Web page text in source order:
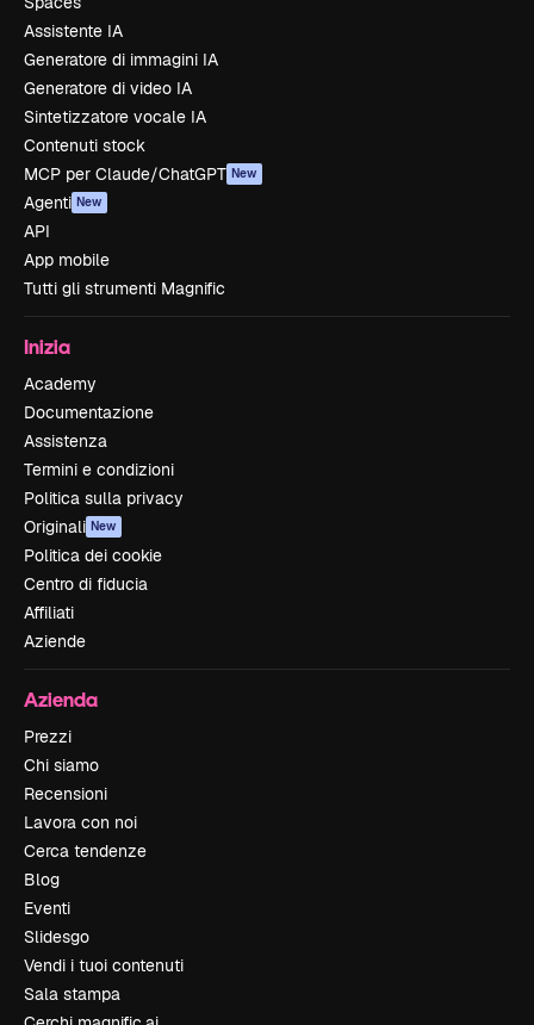
Assistente IA
Generatore di immagini IA
Generatore di video IA
Sintetizzatore vocale IA
Contenuti stock
MCP per Claude/ChatGPT New
Agenti New
API
App mobile
Tutti gli strumenti Magnific
Inizia
Academy
Documentazione
Assistenza
Termini e condizioni
Politica sulla privacy
Originali New
Politica dei cookie
Centro di fiducia
Affiliati
Aziende
Azienda
Prezzi
Chi siamo
Recensioni
Lavora con noi
Cerca tendenze
Blog
Eventi
Slidesgo
Vendi i tuoi contenuti
Sala stampa